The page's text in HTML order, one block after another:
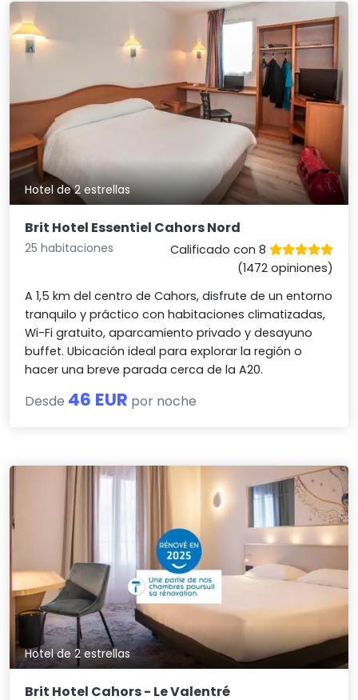
Hotel de 2 estrellas
Brit Hotel Essentiel Cahors Nord
25 habitaciones
Calificado con 8
(1472 opiniones)
A 1,5 km del centro de Cahors, disfrute de un entorno
tranquilo y práctico con habitaciones climatizadas,
Wi-Fi gratuito, aparcamiento privado y desayuno
buffet. Ubicación ideal para explorar la región o
hacer una breve parada cerca de la A20.
Desde 46 EUR por noche
Hotel de 2 estrellas
Brit Hotel Cahors - Le Valentré